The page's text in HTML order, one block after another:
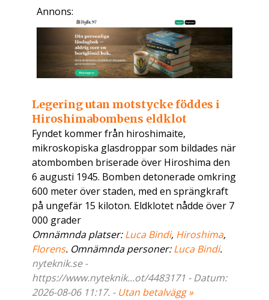
Annons:
Legering utan motstycke föddes i
Hiroshimabombens eldklot
Fyndet kommer från hiroshimaite,
mikroskopiska glasdroppar som bildades när
atombomben briserade över Hiroshima den
6 augusti 1945. Bomben detonerade omkring
600 meter över staden, med en sprängkraft
på ungefär 15 kiloton. Eldklotet nådde över 7
000 grader
Omnämnda platser:Luca Bindi, Hiroshima,
Florens. Omnämnda personer:Luca Bindi.
nyteknik.se -
https://www.nyteknik...ot/4483171 - Datum:
2026-08-06 11:17. - Utan betalvägg »